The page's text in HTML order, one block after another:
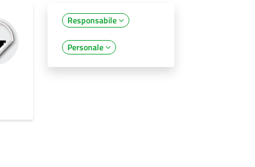
Responsabile
Personale